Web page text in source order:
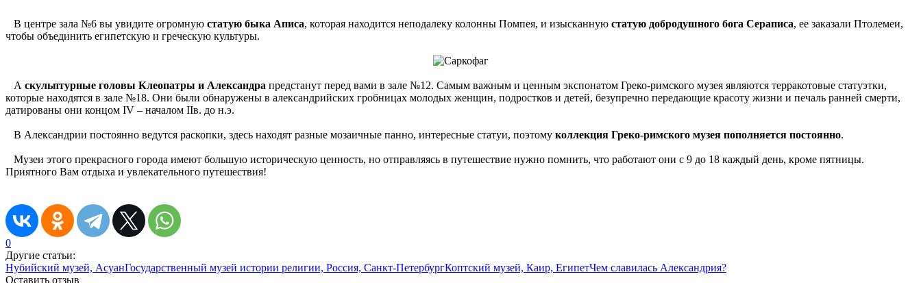
В центре зала №6 вы увидите огромную статую быка Аписа, которая находится неподалеку колонны Помпея, и изысканную статую добродушного бога Сераписа, ее заказали Птолемеи,
чтобы объединить египетскую и греческую культуры.
А скульптурные головы Клеопатры и Александра предстанут перед вами в зале №12. Самым важным и ценным экспонатом Греко-римского музея являются терракотовые статуэтки,
которые находятся в зале №18. Они были обнаружены в александрийских гробницах молодых женщин, подростков и детей, безупречно передающие красоту жизни и печаль ранней смерти,
датированы они концом ІV – началом ІІв. до н.э.
В Александрии постоянно ведутся раскопки, здесь находят разные мозаичные панно, интересные статуи, поэтому коллекция Греко-римского музея пополняется постоянно.
Музеи этого прекрасного города имеют большую историческую ценность, но отправляясь в путешествие нужно помнить, что работают они с 9 до 18 каждый день, кроме пятницы.
Приятного Вам отдыха и увлекательного путешествия!
0
Другие статьи:
Нубийский музей, АсуанГосударственный музей истории религии, Россия, Санкт-ПетербургКоптский музей, Каир, ЕгипетЧем славилась Александрия?
Оставить отзыв